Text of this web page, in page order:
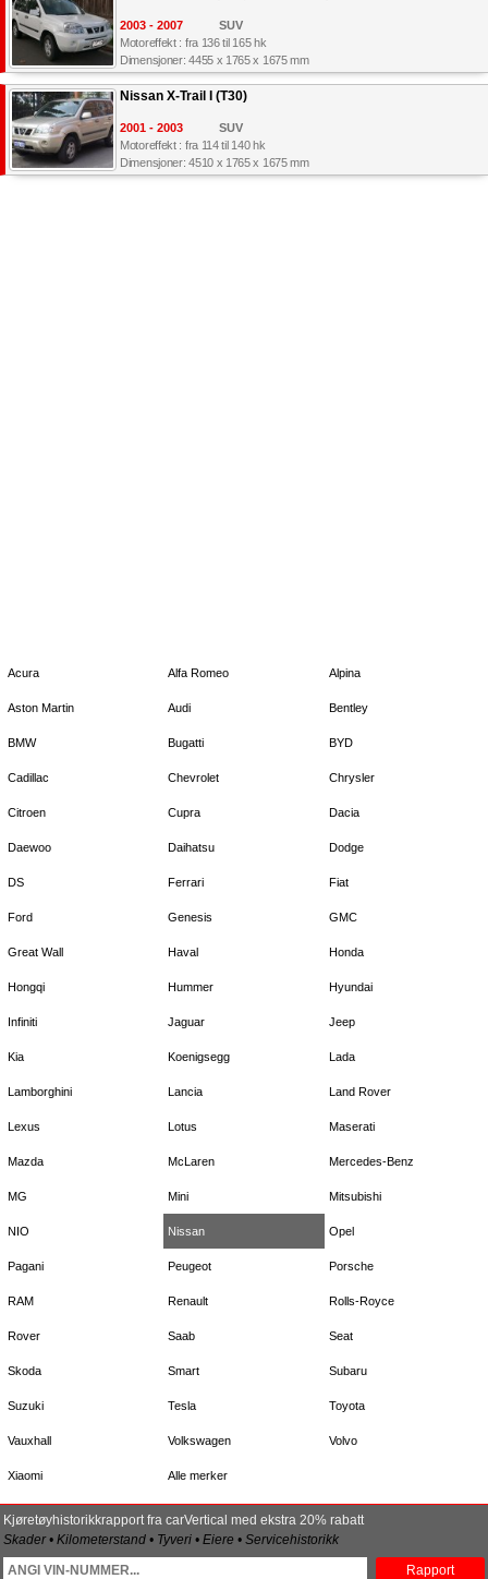
2003 - 2007
SUV
Motoreffekt : fra 136 til 165 hk
Dimensjoner: 4455 x 1765 x 1675 mm
Nissan X-Trail I (T30)
2001 - 2003
SUV
Motoreffekt : fra 114 til 140 hk
Dimensjoner: 4510 x 1765 x 1675 mm
Acura Alfa Romeo Alpina
Aston Martin Audi Bentley
BMW Bugatti BYD
Cadillac Chevrolet Chrysler
Citroen Cupra Dacia
Daewoo Daihatsu Dodge
DS Ferrari Fiat
Ford Genesis GMC
Great Wall Haval Honda
Hongqi Hummer Hyundai
Infiniti Jaguar Jeep
Kia Koenigsegg Lada
Lamborghini Lancia Land Rover
Lexus Lotus Maserati
Mazda McLaren Mercedes-Benz
MG Mini Mitsubishi
NIO Nissan Opel
Pagani Peugeot Porsche
RAM Renault Rolls-Royce
Rover Saab Seat
Skoda Smart Subaru
Suzuki Tesla Toyota
Vauxhall Volkswagen Volvo
Xiaomi Alle merker
Kjøretøyhistorikkrapport fra carVertical med ekstra 20% rabatt
Skader • Kilometerstand • Tyveri • Eiere • Servicehistorikk
Rapport